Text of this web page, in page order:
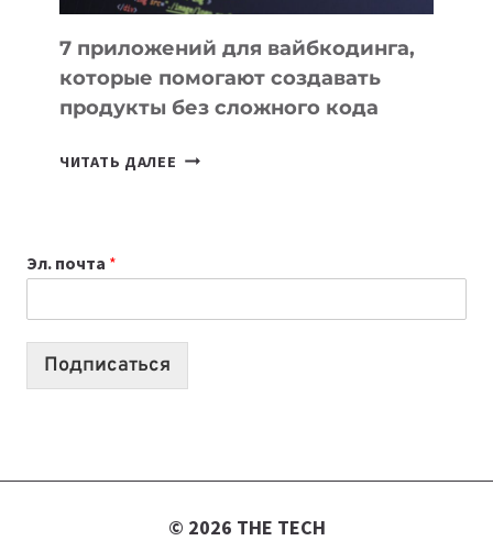
7 приложений для вайбкодинга,
которые помогают создавать
продукты без сложного кода
ЧИТАТЬ ДАЛЕЕ 7
СОЗДАВАТЬ
ПРОДУКТЫ
Эл. почта *
Подписаться
© 2026 THE TECH